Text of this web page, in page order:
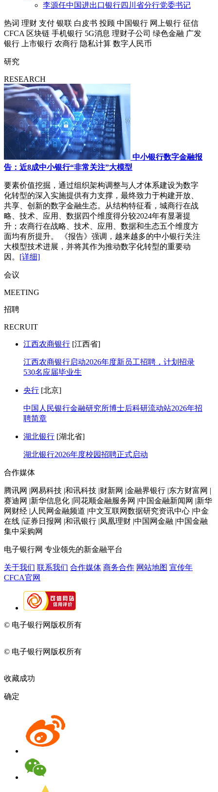
李源任中国进出口银行四川省分行党委书记
热词 理财 支付 银联 白皮书 投顾 中国银行 网上银行 征信
CFCA 区块链 手机银行 5G消息 理财子公司 绿色金融 广发
银行
上市银行 农商行 隐私计算 数字人民币
研究
RESEARCH
中小银行数字金融报
告：近8成中小银行“非常关注”大模型
要素价值挖掘，通过组织架构调整与人才体系建设为数字
化转型的深入实施提供有力支撑，最终致力于构建开放、
共享、创新的数字金融生态。从结构特征看，城商行在战
略、技术、应用、数据四个维度得分较2024年有显著提
升；农商行在战略、技术、应用、数据和生态五个维度方
面均有所提升。 《报告》强调，越来越多的中小银行关注
大模型技术进展，并将其作为推动数字化转型的重要动
因。 [详细]
会议
MEETING
招聘
RECRUIT
江西农商银行 [江西省]
江西农商银行启动2026年度新员工招聘，计划招录
530名应届毕业生
央行 [北京]
中国人民银行金融研究所博士后科研流动站2026年招
聘简章
湖北银行 [湖北省]
湖北银行2026年度校园招聘正式启动
合作媒体
腾讯网 |网易科技 |和讯科技 |财新网 |金融界银行 |东方财富网 |
赛迪网 |新华信息化 |同花顺金融服务网 |中国金融新闻网 |新华
网财经 |人民网金融频道 |中文互联网数据研究资讯中心 |中金
在线 |证券日报网 |和讯银行 |凤凰理财 |中国网金融 |中国金融
集中采购网
电子银行网 专业领先的新金融平台
关于我们 联系我们 合作媒体 商务合作 网站地图 宣传年
CFCA官网
© 电子银行网版权所有
© 电子银行网版权所有
收藏成功
确定